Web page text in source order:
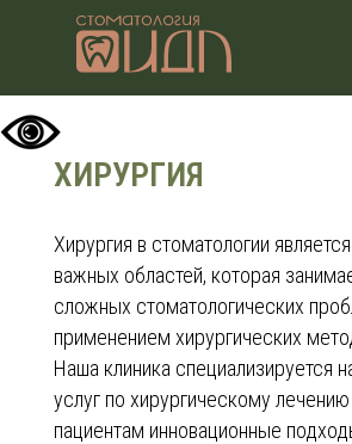
ХИРУРГИЯ
Хирургия в стоматологии
важных областей, которая
сложных стоматологических
применением хирургических
Наша клиника специализируется
услуг по хирургическому
пациентам инновационные